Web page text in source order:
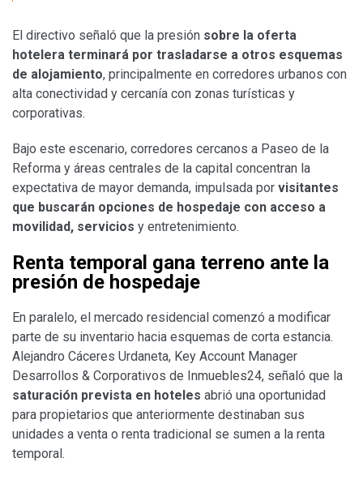
El directivo señaló que la presión sobre la oferta
hotelera terminará por trasladarse a otros esquemas
de alojamiento, principalmente en corredores urbanos con
alta conectividad y cercanía con zonas turísticas y
corporativas.
Bajo este escenario, corredores cercanos a Paseo de la
Reforma y áreas centrales de la capital concentran la
expectativa de mayor demanda, impulsada por visitantes
que buscarán opciones de hospedaje con acceso a
movilidad, servicios y entretenimiento.
Renta temporal gana terreno ante la
presión de hospedaje
En paralelo, el mercado residencial comenzó a modificar
parte de su inventario hacia esquemas de corta estancia.
Alejandro Cáceres Urdaneta, Key Account Manager
Desarrollos & Corporativos de Inmuebles24, señaló que la
saturación prevista en hoteles abrió una oportunidad
para propietarios que anteriormente destinaban sus
unidades a venta o renta tradicional se sumen a la renta
temporal.